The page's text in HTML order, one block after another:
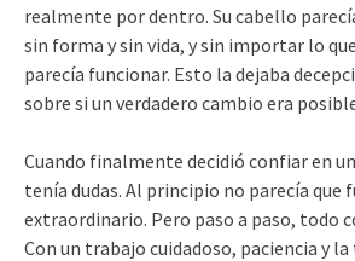
realmente por dentro. Su cabello
sin forma y sin vida, y sin importar lo
parecía funcionar. Esto la dejaba
sobre si un verdadero cambio era
Cuando finalmente decidió confiar en
tenía dudas. Al principio no parecía que
extraordinario. Pero paso a paso, todo
Con un trabajo cuidadoso, paciencia y la